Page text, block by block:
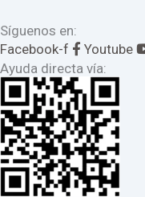
Síguenos en:
Facebook-f
Youtube
Ayuda directa vía: